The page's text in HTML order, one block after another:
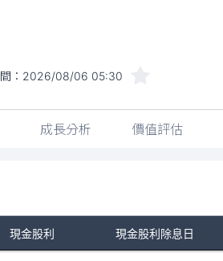
： 2026/08/06 05:30
成長分析 價值評估
現金股利 現金股利除息日